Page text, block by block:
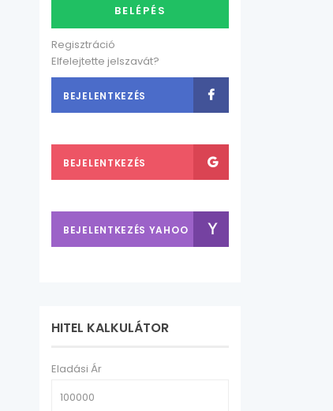
BELÉPÉS
Regisztráció
Elfelejtette jelszavát?
BEJELENTKEZÉS
BEJELENTKEZÉS
BEJELENTKEZÉS YAHOO
HITEL KALKULÁTOR
Eladási Ár